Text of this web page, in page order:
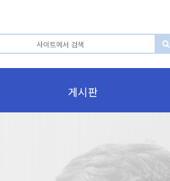
게시판